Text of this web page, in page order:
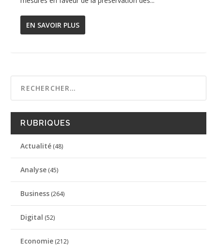
EN SAVOIR PLUS
RUBRIQUES
Actualité (48)
Analyse (45)
Business (264)
Digital (52)
Economie (212)